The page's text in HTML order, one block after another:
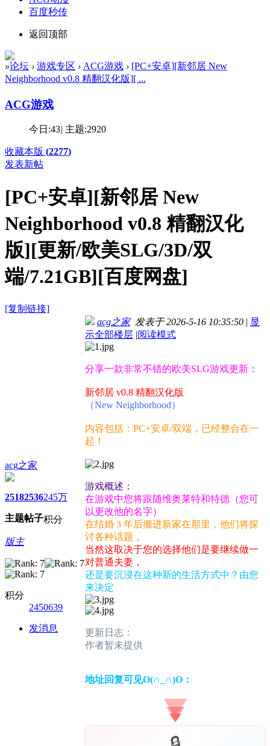
百度秒传
返回顶部
»论坛 › 游戏专区 › ACG游戏 › [PC+安卓][新邻居 New
Neighborhood v0.8 精翻汉化版][ ...
ACG游戏
今日:43| 主题:2920
收藏本版 (2277)
发表新帖
[PC+安卓][新邻居 New
Neighborhood v0.8 精翻汉化
版][更新/欧美SLG/3D/双
端/7.21GB][百度网盘]
[复制链接]
acg之家
2518
主题
2536
帖子
245万
积分
版主
积分
2450639
发消息
acg之家发表于 2026-5-16 10:35:50 | 显
示全部楼层 |阅读模式
分享一款非常不错的欧美SLG游戏更新：
新邻居 v0.8 精翻汉化版
（New Neighborhood）
内容包括：PC+安卓/双端，已经整合在一
起！
游戏概述：
在游戏中您将跟随维奥莱特和特德（您可
以更改他的名字）
在结婚 3 年后搬进新家在那里，他们将探
讨各种话题，
当然这取决于您的选择他们是要继续做一
对普通夫妻，
还是要沉浸在这种新的生活方式中？由您
来决定
更新日志：
作者暂未提供
地址回复可见O(∩_∩)O：